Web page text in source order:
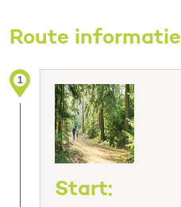
Route informatie
1
Start: